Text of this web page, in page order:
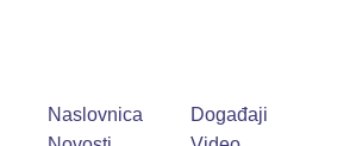
Naslovnica
Događaji